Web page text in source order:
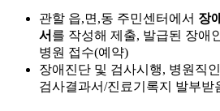
관할 읍,면,동 주민센터에서 장
서 를 작성해 제출, 발급된 장애
병원 접수(예약)
장애진단 및 검사시행, 병원직
검사결과서/진료기록지 발부받